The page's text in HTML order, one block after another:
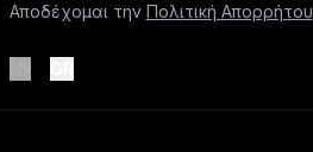
Αποδέχομαι την Πολιτική Απορρήτου